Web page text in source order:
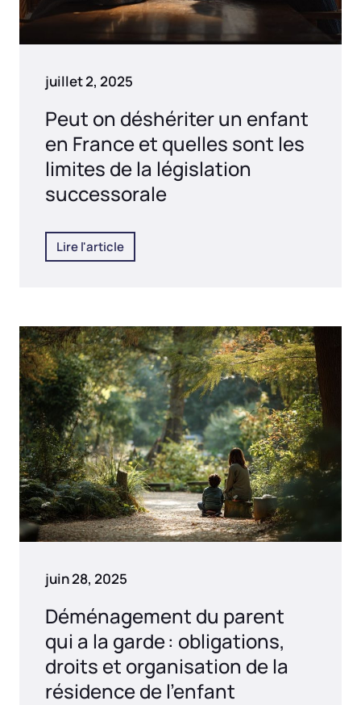
juillet 2, 2025
Peut on déshériter un enfant
en France et quelles sont les
limites de la législation
successorale
Lire l'article
juin 28, 2025
Déménagement du parent
qui a la garde : obligations,
droits et organisation de la
résidence de l’enfant